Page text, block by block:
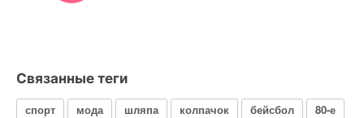
Связанные теги
спорт мода шляпа колпачок бейсбол 80-е